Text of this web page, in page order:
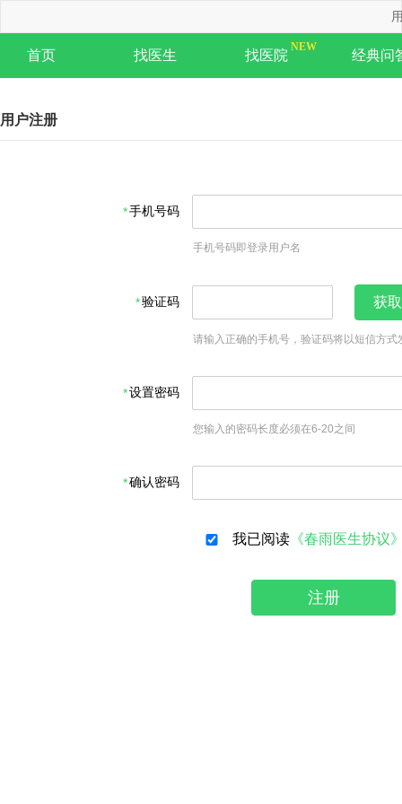
首页 找医生 找医院 经典问
用户注册
手机号码
手机号码即登录用户名
验证码 获
请输入正确的手机号，验证码将以短信方式
设置密码
您输入的密码长度必须在6-20之间
确认密码
我已阅读 《春雨医生协议
注册